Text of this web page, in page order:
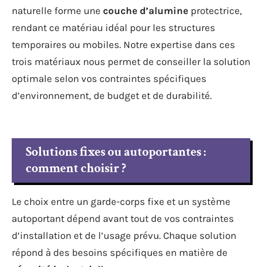
naturelle forme une couche d’alumine protectrice,
rendant ce matériau idéal pour les structures
temporaires ou mobiles. Notre expertise dans ces
trois matériaux nous permet de conseiller la solution
optimale selon vos contraintes spécifiques
d’environnement, de budget et de durabilité.
Solutions fixes ou autoportantes :
comment choisir ?
Le choix entre un garde-corps fixe et un système
autoportant dépend avant tout de vos contraintes
d’installation et de l’usage prévu. Chaque solution
répond à des besoins spécifiques en matière de